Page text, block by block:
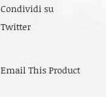
Condividi su
Twitter
Email This Product